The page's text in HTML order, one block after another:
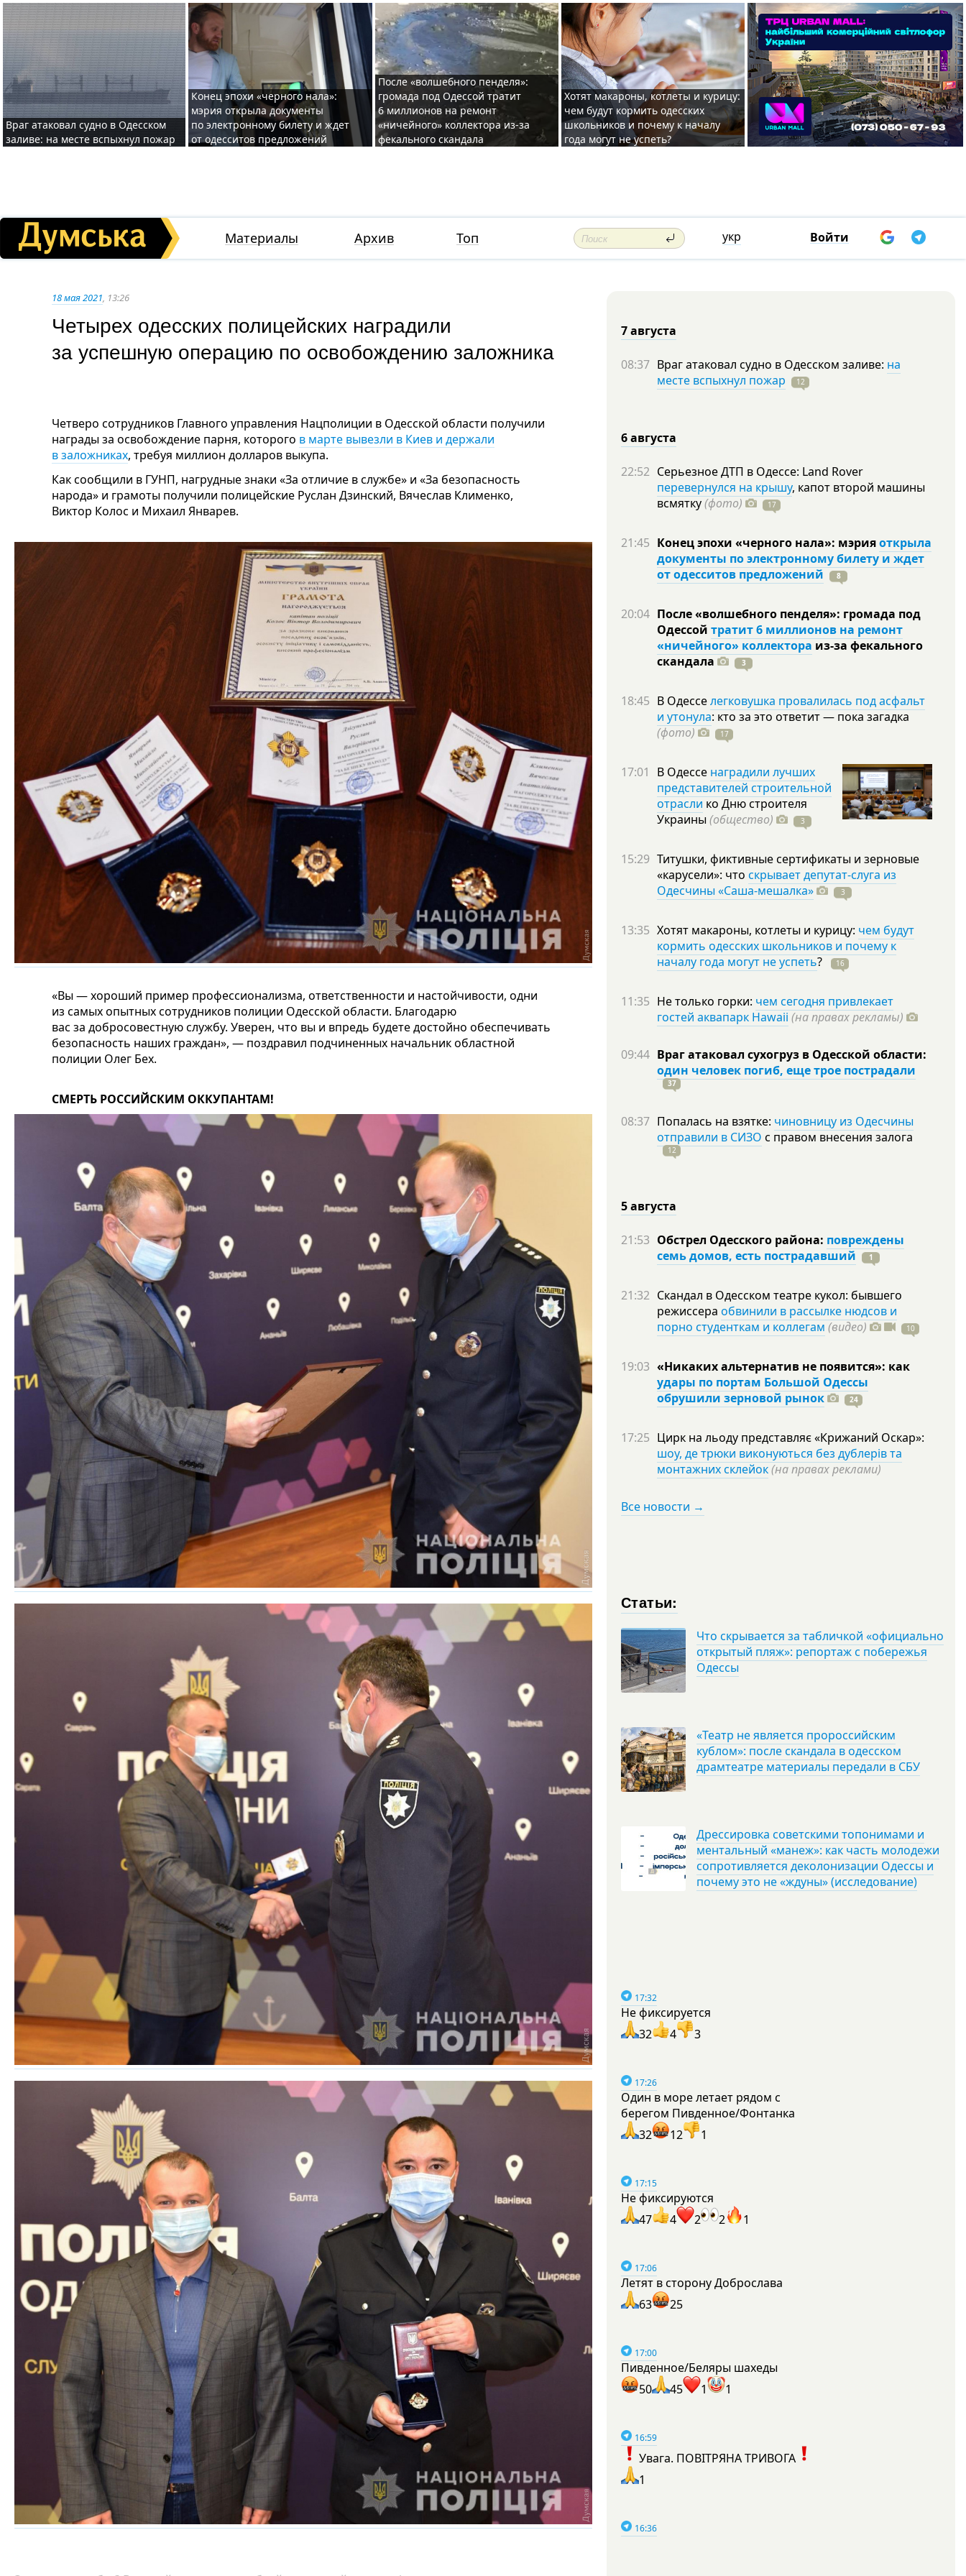
Враг атаковал судно в Одесском
заливе: на месте вспыхнул пожар
Конец эпохи «черного нала»:
мэрия открыла документы
по электронному билету и ждет
от одесситов предложений
После «волшебного пенделя»:
громада под Одессой тратит
6 миллионов на ремонт
«ничейного» коллектора из-за
фекального скандала
Хотят макароны, котлеты и курицу:
чем будут кормить одесских
школьников и почему к началу
года могут не успеть?
Материалы Архив Топ укр Войти
18 мая 2021, 13:26
Четырех одесских полицейских наградили
за успешную операцию по освобождению заложника
Четверо сотрудников Главного управления Нацполиции в Одесской области получили
награды за освобождение парня, которого в марте вывезли в Киев и держали
в заложниках, требуя миллион долларов выкупа.
Как сообщили в ГУНП, нагрудные знаки «За отличие в службе» и «За безопасность
народа» и грамоты получили полицейские Руслан Дзинский, Вячеслав Клименко,
Виктор Колос и Михаил Январев.
«Вы — хороший пример профессионализма, ответственности и настойчивости, одни
из самых опытных сотрудников полиции Одесской области. Благодарю
вас за добросовестную службу. Уверен, что вы и впредь будете достойно обеспечивать
безопасность наших граждан», — поздравил подчиненных начальник областной
полиции Олег Бех.
СМЕРТЬ РОССИЙСКИМ ОККУПАНТАМ!
7 августа
08:37 Враг атаковал судно в Одесском заливе: на
месте вспыхнул пожар
12
6 августа
22:52 Серьезное ДТП в Одессе: Land Rover
перевернулся на крышу, капот второй машины
всмятку(фото) 17
21:45 Конец эпохи «черного нала»: мэрияоткрыла
документы по электронному билету и ждет
от одесситов предложений
8
20:04 После «волшебного пенделя»: громада под
Одессой тратит 6 миллионов на ремонт
«ничейного» коллектора из-за фекального
скандала
3
18:45 В Одесселегковушка провалилась под асфальт
и утонула: кто за это ответит — пока загадка
(фото)
17
17:01 В Одессе наградили лучших
представителей строительной
отрасли ко Дню строителя
Украины (общество) 3
15:29 Титушки, фиктивные сертификаты и зерновые
«карусели»: что скрывает депутат-слуга из
Одесчины «Саша-мешалка»
3
13:35 Хотят макароны, котлеты и курицу: чем будут
кормить одесских школьников и почему к
началу года могут не успеть? 16
11:35 Не только горки: чем сегодня привлекает
гостей аквапарк Hawaii (на правах рекламы)
09:44 Враг атаковал сухогруз в Одесской области:
один человек погиб, еще трое пострадали
37
08:37 Попалась на взятке: чиновницу из Одесчины
отправили в СИЗО с правом внесения залога
12
5 августа
21:53 Обстрел Одесского района: повреждены
семь домов, есть пострадавший
1
21:32 Скандал в Одесском театре кукол: бывшего
режиссера обвинили в рассылке нюдсов и
порно студенткам и коллегам (видео) 10
19:03 «Никаких альтернатив не появится»: как
удары по портам Большой Одессы
обрушили зерновой рынок
24
17:25 Цирк на льоду представляє «Крижаний Оскар»:
шоу, де трюки виконуються без дублерів та
монтажних склейок(на правах реклами)
Все новости →
Статьи:
Что скрывается за табличкой «официально
открытый пляж»: репортаж с побережья
Одессы
«Театр не является пророссийским
кублом»: после скандала в одесском
драмтеатре материалы передали в СБУ
Дрессировка советскими топонимами и
ментальный «манеж»: как часть молодежи
сопротивляется деколонизации Одессы и
почему это не «ждуны» (исследование)
17:32
Не фиксируется
32
4 3
17:26
Один в море летает рядом с
берегом Пивденное/Фонтанка
32
12 1
17:15
Не фиксируются
47
4 2 2 1
17:06
Летят в сторону Доброслава
63
25
17:00
Пивденное/Беляры шахеды
50
45 1 1
16:59
Увага. ПОВІТРЯНА ТРИВОГА
1
16:36